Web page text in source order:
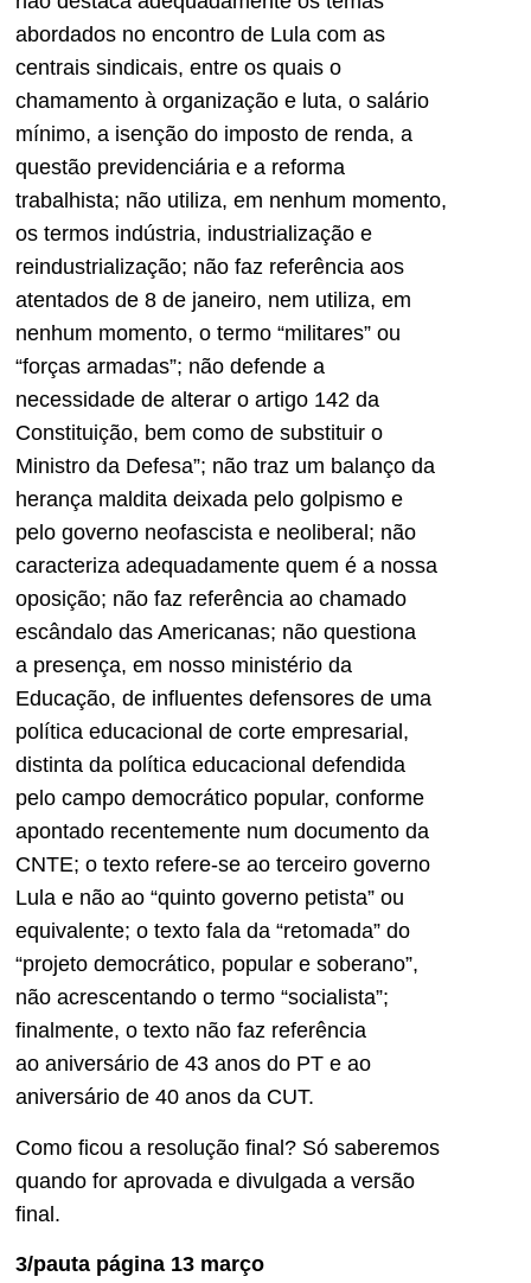
abordados no encontro de Lula com as
centrais sindicais, entre os quais o
chamamento à organização e luta, o salário
mínimo, a isenção do imposto de renda, a
questão previdenciária e a reforma
trabalhista; não utiliza, em nenhum momento,
os termos indústria, industrialização e
reindustrialização; não faz referência aos
atentados de 8 de janeiro, nem utiliza, em
nenhum momento, o termo “militares” ou
“forças armadas”; não defende a
necessidade de alterar o artigo 142 da
Constituição, bem como de substituir o
Ministro da Defesa”; não traz um balanço da
herança maldita deixada pelo golpismo e
pelo governo neofascista e neoliberal; não
caracteriza adequadamente quem é a nossa
oposição; não faz referência ao chamado
escândalo das Americanas; não questiona
a presença, em nosso ministério da
Educação, de influentes defensores de uma
política educacional de corte empresarial,
distinta da política educacional defendida
pelo campo democrático popular, conforme
apontado recentemente num documento da
CNTE; o texto refere-se ao terceiro governo
Lula e não ao “quinto governo petista” ou
equivalente; o texto fala da “retomada” do
“projeto democrático, popular e soberano”,
não acrescentando o termo “socialista”;
finalmente, o texto não faz referência
ao aniversário de 43 anos do PT e ao
aniversário de 40 anos da CUT.
Como ficou a resolução final? Só saberemos
quando for aprovada e divulgada a versão
final.
3/pauta página 13 março